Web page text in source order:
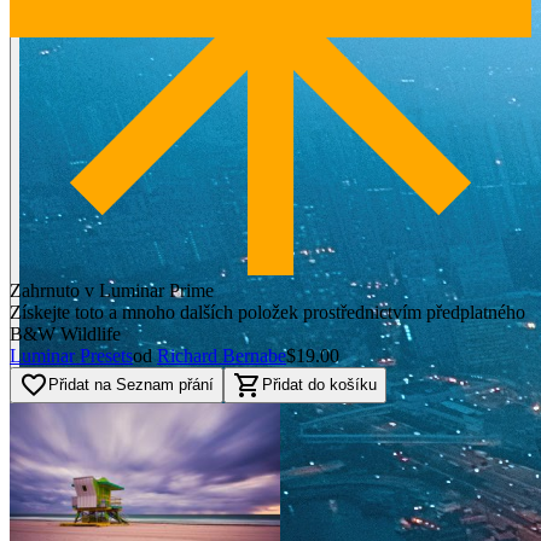
Zahrnuto v Luminar Prime
Získejte toto a mnoho dalších položek prostřednictvím předplatného
B&W Wildlife
Luminar Presetsod Richard Bernabe$19.00
favorite_border Přidat na Seznam přání shopping_cart Přidat do košíku